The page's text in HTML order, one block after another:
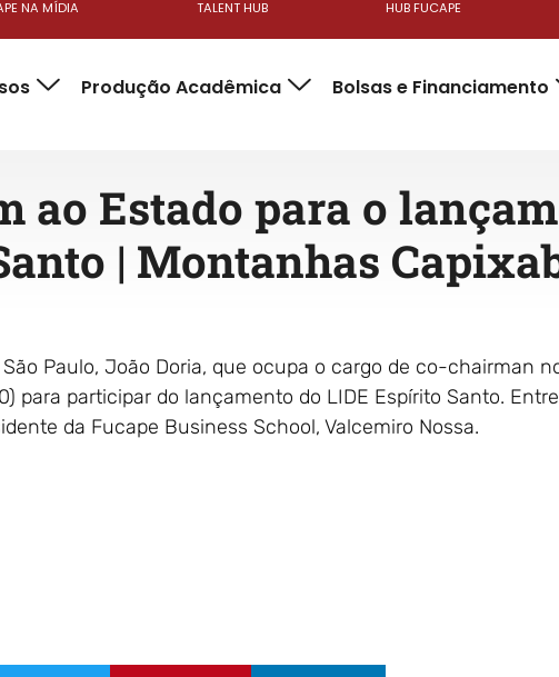
NA MÍDIA TALENT HUB HUB FUCAPE
Produção Acadêmica Bolsas e Financiamento
ao Estado para o
| Montanhas
Paulo, João Doria, que ocupa o cargo de co-chairman
para participar do lançamento do LIDE Espírito Santo.
da Fucape Business School, Valcemiro Nossa.